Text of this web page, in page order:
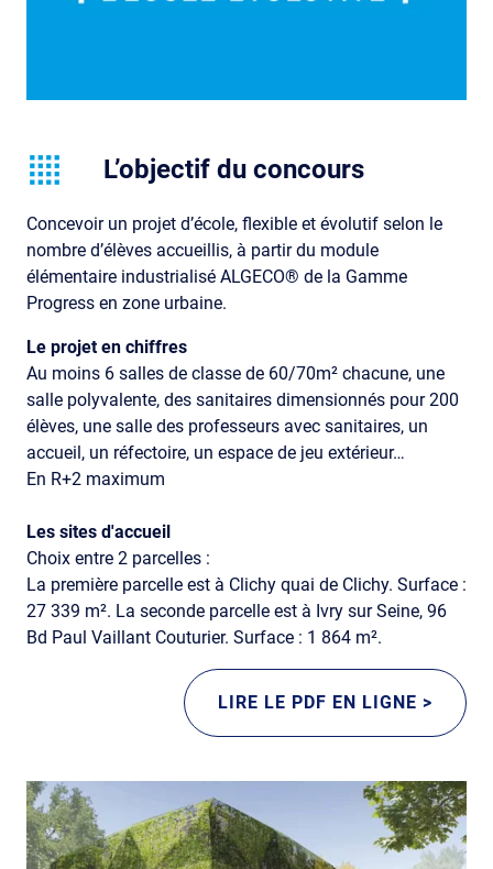
L’objectif du concours
Concevoir un projet d’école, flexible et évolutif selon le
nombre d’élèves accueillis, à partir du module
élémentaire industrialisé ALGECO® de la Gamme
Progress en zone urbaine.
Le projet en chiffres
Au moins 6 salles de classe de 60/70m² chacune, une
salle polyvalente, des sanitaires dimensionnés pour 200
élèves, une salle des professeurs avec sanitaires, un
accueil, un réfectoire, un espace de jeu extérieur…
En R+2 maximum
Les sites d'accueil
Choix entre 2 parcelles :
La première parcelle est à Clichy quai de Clichy. Surface :
27 339 m². La seconde parcelle est à Ivry sur Seine, 96
Bd Paul Vaillant Couturier. Surface : 1 864 m².
LIRE LE PDF EN LIGNE >